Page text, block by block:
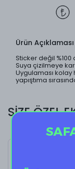
Ürün Açıklaması
Sticker değil
Suya çizilmeye
Uygulaması
yapıştıma
SİZE ÖZEL